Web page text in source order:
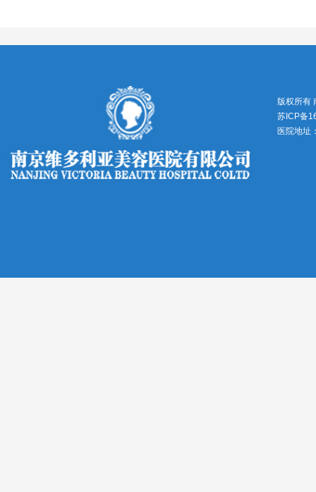
版权所有
苏ICP备
医院地址